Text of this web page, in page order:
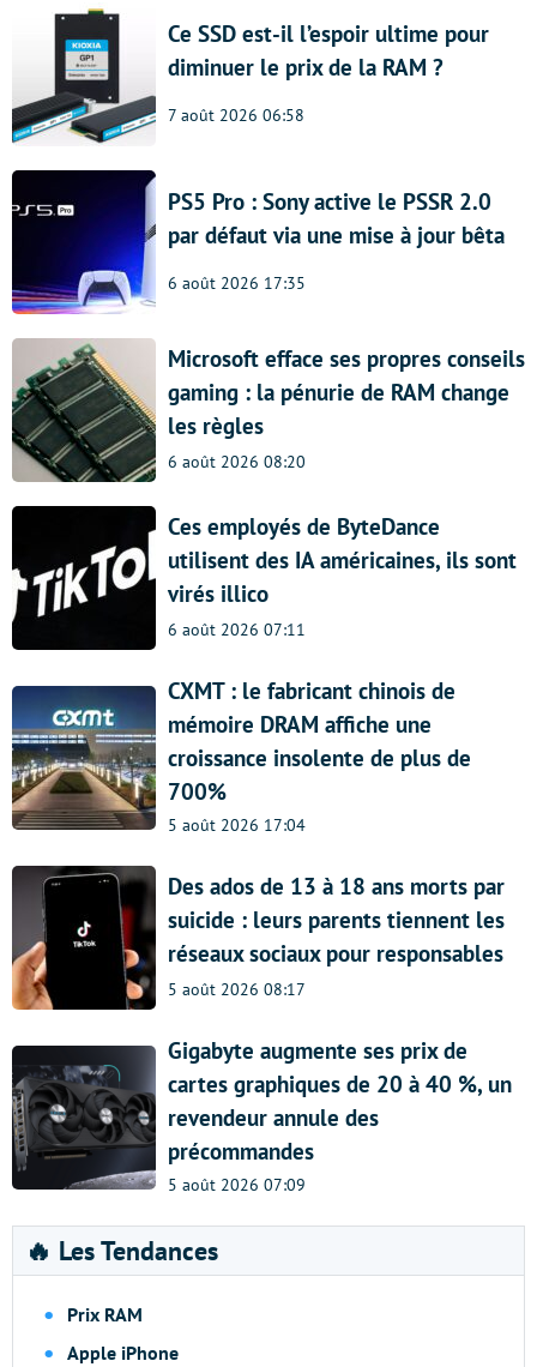
Ce SSD est-il l’espoir ultime pour
diminuer le prix de la RAM ?
7 août 2026 06:58
PS5 Pro : Sony active le PSSR 2.0
par défaut via une mise à jour bêta
6 août 2026 17:35
Microsoft efface ses propres conseils
gaming : la pénurie de RAM change
les règles
6 août 2026 08:20
Ces employés de ByteDance
utilisent des IA américaines, ils sont
virés illico
6 août 2026 07:11
CXMT : le fabricant chinois de
mémoire DRAM affiche une
croissance insolente de plus de
700%
5 août 2026 17:04
Des ados de 13 à 18 ans morts par
suicide : leurs parents tiennent les
réseaux sociaux pour responsables
5 août 2026 08:17
Gigabyte augmente ses prix de
cartes graphiques de 20 à 40 %, un
revendeur annule des
précommandes
5 août 2026 07:09
🔥 Les Tendances
Prix RAM
Apple iPhone